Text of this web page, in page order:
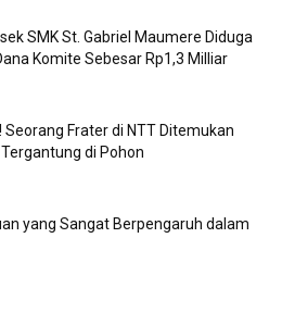
SMK St. Gabriel Maumere Diduga
Komite Sebesar Rp1,3 Milliar
Seorang Frater di NTT Ditemukan
di Pohon
yang Sangat Berpengaruh dalam